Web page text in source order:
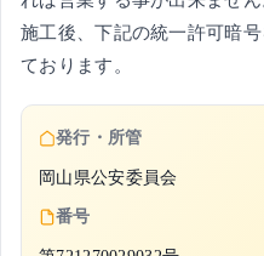
施工後、下記の統一許可暗
ております。
発行・所管
岡山県公安委員会
番号